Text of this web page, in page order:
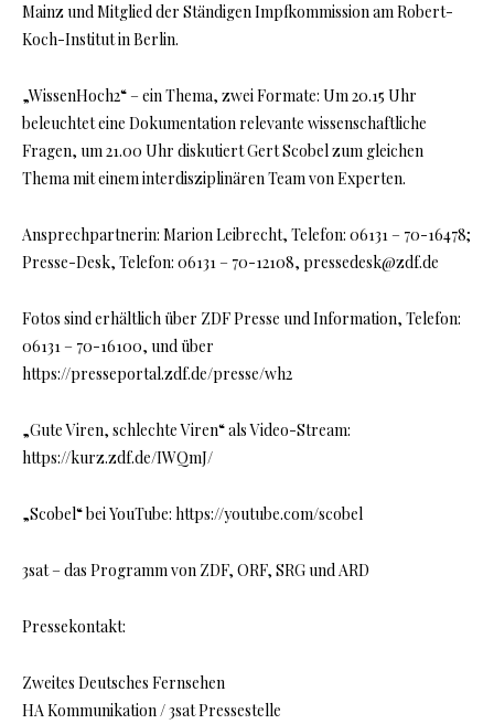
Mainz und Mitglied der Ständigen Impfkommission am Robert-
Koch-Institut in Berlin.
„WissenHoch2“ – ein Thema, zwei Formate: Um 20.15 Uhr
beleuchtet eine Dokumentation relevante wissenschaftliche
Fragen, um 21.00 Uhr diskutiert Gert Scobel zum gleichen
Thema mit einem interdisziplinären Team von Experten.
Ansprechpartnerin: Marion Leibrecht, Telefon: 06131 – 70-16478;
Presse-Desk, Telefon: 06131 – 70-12108, pressedesk@zdf.de
Fotos sind erhältlich über ZDF Presse und Information, Telefon:
06131 – 70-16100, und über
https://presseportal.zdf.de/presse/wh2
„Gute Viren, schlechte Viren“ als Video-Stream:
https://kurz.zdf.de/IWQmJ/
„Scobel“ bei YouTube: https://youtube.com/scobel
3sat – das Programm von ZDF, ORF, SRG und ARD
Pressekontakt:
Zweites Deutsches Fernsehen
HA Kommunikation / 3sat Pressestelle